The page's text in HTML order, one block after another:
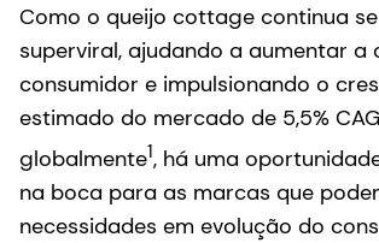
Como o queijo cottage continua
superviral, ajudando a aumentar a
consumidor e impulsionando o
estimado do mercado de 5,5%
globalmente1, há uma
na boca para as marcas que
necessidades em evolução do